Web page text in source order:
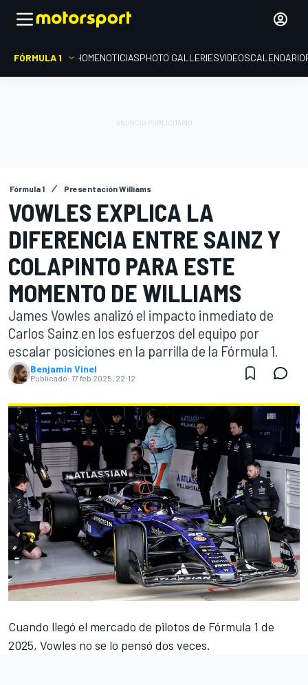
FÓRMULA 1 HOMENOTICIASPHOTO GALLERIESVIDEOSCALENDARIO
Fórmula 1 Presentación Williams
VOWLES EXPLICA LA
DIFERENCIA ENTRE SAINZ Y
COLAPINTO PARA ESTE
MOMENTO DE WILLIAMS
James Vowles analizó el impacto inmediato de
Carlos Sainz en los esfuerzos del equipo por
escalar posiciones en la parrilla de la Fórmula 1.
Benjamin Vinel
Publicado: 17 feb 2025, 22:12
Cuando llegó el mercado de pilotos de Fórmula 1 de
2025, Vowles no se lo pensó dos veces.